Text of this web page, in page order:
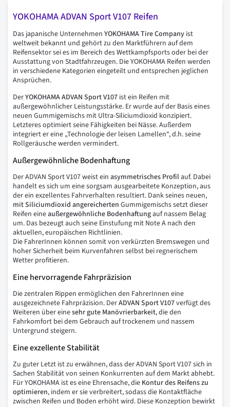
YOKOHAMA ADVAN Sport V107 Reifen
Das japanische Unternehmen YOKOHAMA Tire Company ist
weltweit bekannt und gehört zu den Marktführern auf dem
Reifensektor sei es im Bereich des Wettkampfsports oder bei der
Ausstattung von Stadtfahrzeugen. Die YOKOHAMA Reifen werden
in verschiedene Kategorien eingeteilt und entsprechen jeglichen
Ansprüchen.
DerYOKOHAMA ADVAN Sport V107 ist ein Reifen mit
außergewöhnlicher Leistungsstärke. Er wurde auf der Basis eines
neuen Gummigemischs mit Ultra-Siliciumdioxid konzipiert.
Letzteres optimiert seine Fähigkeiten bei Nässe. Außerdem
integriert er eine „Technologie der leisen Lamellen“, d.h. seine
Rollgeräusche werden vermindert.
Außergewöhnliche Bodenhaftung
Der ADVAN Sport V107 weist ein asymmetrisches Profilauf. Dabei
handelt es sich um eine sorgsam ausgearbeitete Konzeption, aus
der ein exzellentes Fahrverhalten resultiert. Dank seines neuen,
mitSiliciumdioxid angereicherten Gummigemischs setzt dieser
Reifen eineaußergewöhnliche Bodenhaftungauf nassem Belag
um. Das bezeugt auch seine Einstufung mit Note A nach den
aktuellen, europäischen Richtlinien.
Die FahrerInnen können somit von verkürzten Bremswegen und
hoher Sicherheit beim Kurvenfahren selbst bei regnerischem
Wetter profitieren.
Eine hervorragende Fahrpräzision
Die zentralen Rippen ermöglichen den FahrerInnen eine
ausgezeichnete Fahrpräzision. DerADVAN Sport V107verfügt des
Weiteren über einesehrgute Manövrierbarkeit, die den
Fahrkomfort bei dem Gebrauch auf trockenem und nassem
Untergrund steigern.
Eine exzellente Stabilität
Zu guter Letzt ist zu erwähnen, dass der ADVAN Sport V107 sich in
Sachen Stabilität von seinen Konkurrenten auf dem Markt abhebt.
Für YOKOHAMA ist es eine Ehrensache, die Konturdes Reifenszu
optimieren, indem er sie verbreitert, sodass die Kontaktfläche
zwischen Reifen und Boden erhöht wird. Diese Konzeption bewirkt